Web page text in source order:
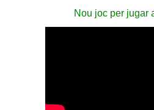
Nou joc per jugar